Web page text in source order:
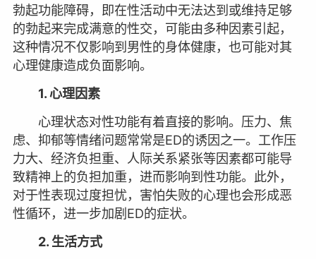
勃起功能障碍，即在性活动中无法达到或维持足够
的勃起来完成满意的性交，可能由多种因素引起，
这种情况不仅影响到男性的身体健康，也可能对其
心理健康造成负面影响。
1. 心理因素
心理状态对性功能有着直接的影响。压力、焦
虑、抑郁等情绪问题常常是ED的诱因之一。工作压
力大、经济负担重、人际关系紧张等因素都可能导
致精神上的负担加重，进而影响到性功能。此外，
对于性表现过度担忧，害怕失败的心理也会形成恶
性循环，进一步加剧ED的症状。
2. 生活方式